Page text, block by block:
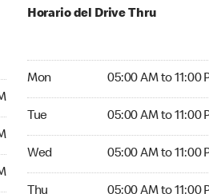
Horario del Drive Thru
Mon 05:00 AM to 11:00
Tue 05:00 AM to 11:00
Wed 05:00 AM to 11:00
Thu 05:00 AM to 11:00